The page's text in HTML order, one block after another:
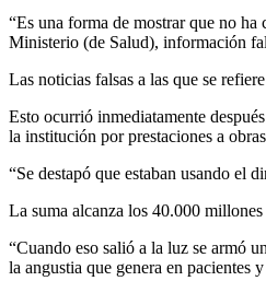
“Es una forma de mostrar que no
Ministerio (de Salud), información
Las noticias falsas a las que se
Esto ocurrió inmediatamente
la institución por prestaciones a
“Se destapó que estaban usando el
La suma alcanza los 40.000
“Cuando eso salió a la luz se armó
la angustia que genera en pacientes